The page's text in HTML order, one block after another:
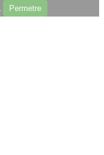
Permetre